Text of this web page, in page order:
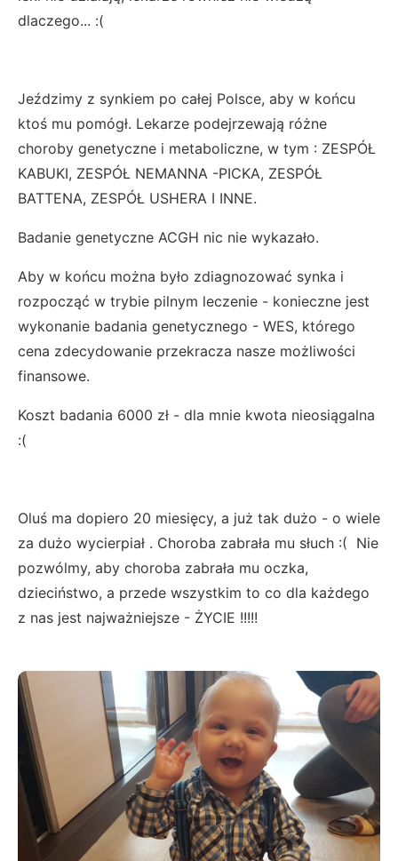
dlaczego... :(
Jeździmy z synkiem po całej Polsce, aby w końcu
ktoś mu pomógł. Lekarze podejrzewają różne
choroby genetyczne i metaboliczne, w tym : ZESPÓŁ
KABUKI, ZESPÓŁ NEMANNA -PICKA, ZESPÓŁ
BATTENA, ZESPÓŁ USHERA I INNE.
Badanie genetyczne ACGH nic nie wykazało.
Aby w końcu można było zdiagnozować synka i
rozpocząć w trybie pilnym leczenie - konieczne jest
wykonanie badania genetycznego - WES, którego
cena zdecydowanie przekracza nasze możliwości
finansowe.
Koszt badania 6000 zł - dla mnie kwota nieosiągalna
:(
Oluś ma dopiero 20 miesięcy, a już tak dużo - o wiele
za dużo wycierpiał . Choroba zabrała mu słuch :( Nie
pozwólmy, aby choroba zabrała mu oczka,
dzieciństwo, a przede wszystkim to co dla każdego
z nas jest najważniejsze - ŻYCIE !!!!!